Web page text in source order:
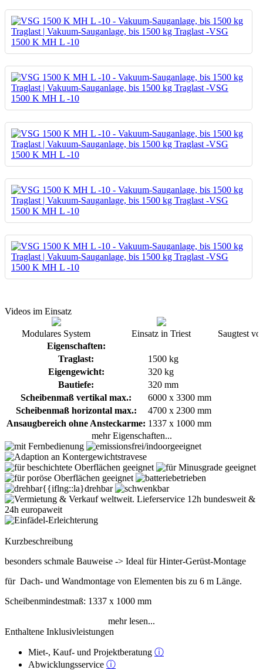
Videos im Einsatz
Modulares System Einsatz in Triest
Saugtest
Eigenschaften:
Traglast:
1500 kg
Eigengewicht:
320 kg
Bautiefe:
320 mm
Scheibenmaß vertikal max.:
6000 x 3300 mm
Scheibenmaß horizontal max.:
4700 x 2300 mm
Ansaugbereich ohne Ansteckarme: 1337 x 1000 mm
mehr Eigenschaften...
Kurzbeschreibung
besonders schmale Bauweise -> Ideal für Hinter-Gerüst-Montage
für Dach- und Wandmontage von Elementen bis zu 6 m Länge.
Scheibenmindestmaß: 1337 x 1000 mm
mehr lesen...
Enthaltene Inklusivleistungen
Miet-, Kauf- und Projektberatung ⓘ
Abwicklungsservice ⓘ